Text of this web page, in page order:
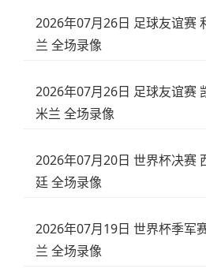
2026年07月26日 足球友谊赛
兰 全场录像
2026年07月26日 足球友谊赛
米兰 全场录像
2026年07月20日 世界杯决赛
廷 全场录像
2026年07月19日 世界杯季军
兰 全场录像